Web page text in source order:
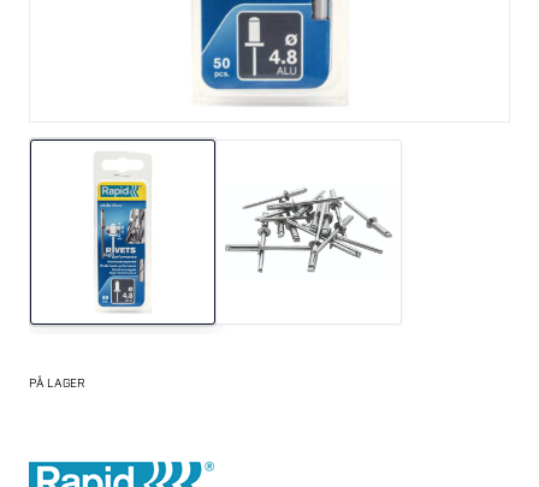
PÅ LAGER